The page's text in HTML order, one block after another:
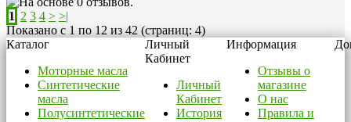
1 2 3 4 > >|
Показано с 1 по 12 из 42 (страниц: 4)
Каталог
Моторные масла
Синтетические
масла
Полусинтетические
Личный
Кабинет
Личный
Кабинет
История
Информация
Отзывы о
магазине
О нас
Правила и